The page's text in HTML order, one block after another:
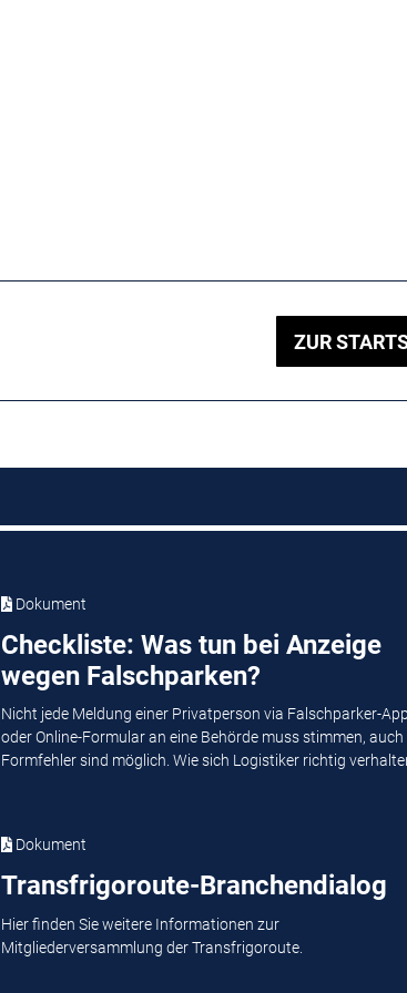
ZUR
Dokument
Checkliste: Was tun bei Anzeige
wegen Falschparken?
Nicht jede Meldung einer Privatperson via Falschparker-
oder Online-Formular an eine Behörde muss stimmen, auch
Formfehler sind möglich. Wie sich Logistiker richtig
Dokument
Transfrigoroute-Branchendialog
Hier finden Sie weitere Informationen zur
Mitgliederversammlung der Transfrigoroute.